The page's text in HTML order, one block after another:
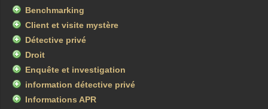
Benchmarking
Client et visite mystère
Détective privé
Droit
Enquête et investigation
information détective privé
Informations APR